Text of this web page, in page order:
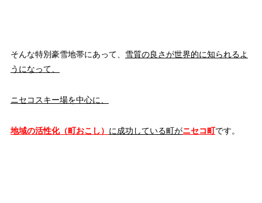
そんな特別豪雪地帯にあって、 雪質の良さが世界的に知られるよ
うになって、
ニセコスキー場を中心に、
地域の活性化（町おこし） に成功している町がニセコ町です。